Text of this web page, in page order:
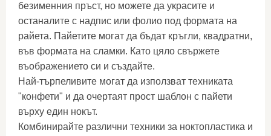
безименния пръст, но можете да украсите и
останалите с надпис или фолио под формата на
райета. Пайетите могат да бъдат кръгли, квадратни,
във формата на сламки. Като цяло свържете
въображението си и създайте.
Най-търпеливите могат да използват техниката
"конфети" и да очертаят прост шаблон с пайети
върху един нокът.
Комбинирайте различни техники за ноктопластика и